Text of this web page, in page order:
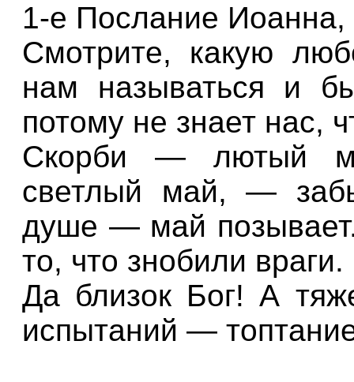
1-е Послание Иоанна,
Смотрите, какую
нам называться и
потому не знает нас,
Скорби — лютый
светлый май, —
душе — май
то, что знобили враги.
Да близок Бог! А
испытаний —